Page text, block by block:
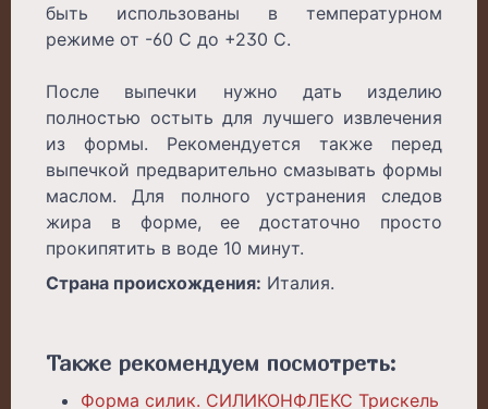
быть использованы в температурном
режиме от -60 С до +230 С.
После выпечки нужно дать изделию
полностью остыть для лучшего извлечения
из формы. Рекомендуется также перед
выпечкой предварительно смазывать формы
маслом. Для полного устранения следов
жира в форме, ее достаточно просто
прокипятить в воде 10 минут.
Страна происхождения: Италия.
Также рекомендуем посмотреть:
Форма силик. СИЛИКОНФЛЕКС Трискель